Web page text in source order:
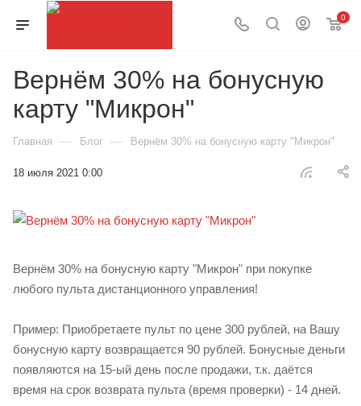
0
Вернём 30% на бонусную
карту "Микрон"
Главная — Блог — Вернём 30% на бонусную карту "Микрон"
18 июля 2021 0:00
Вернём 30% на бонусную карту "Микрон" при покупке
любого пульта дистанционного управления!
Пример: Приобретаете пульт по цене 300 рублей, на Вашу
бонусную карту возвращается 90 рублей. Бонусные деньги
появляются на 15-ый день после продажи, т.к. даётся
время на срок возврата пульта (время проверки) - 14 дней.